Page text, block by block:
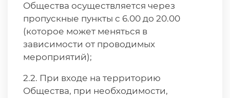
Общества осуществляется через
пропускные пункты с 6.00 до 20.00
(которое может меняться в
зависимости от проводимых
мероприятий);
2.2. При входе на территорию
Общества, при необходимости,